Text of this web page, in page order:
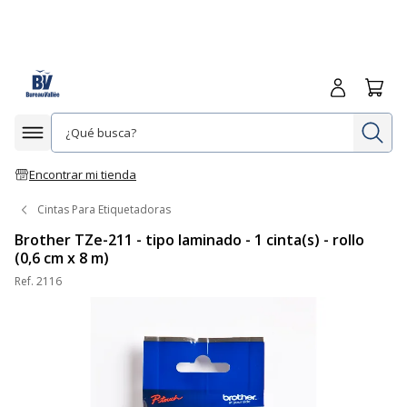
Afficher la navigation
Encontrar mi tienda
Iniciar
Cintas Para Etiquetadoras
Brother TZe-211 - tipo laminado - 1 cinta(s) - rollo
(0,6 cm x 8 m)
Ref. 2116